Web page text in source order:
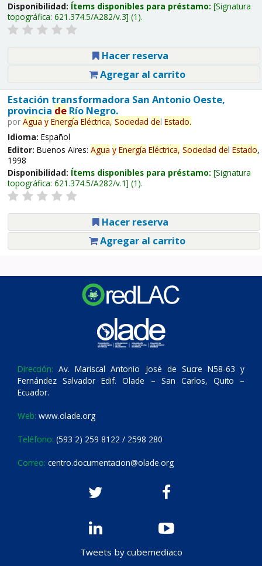
Disponibilidad: Ítems disponibles para préstamo: Signatura
topográfica: 621.374.5/A282/v.3 (1).
Hacer reserva
Agregar al carrito
Estación transformadora San Antonio Oeste,
provincia deRío Negro.
por Agua y Energía Eléctrica, Sociedad del Estado.
Idioma: Español
Editor: Buenos Aires: Agua y Energía Eléctrica, Sociedad del Estado,
1998
Disponibilidad: Ítems disponibles para préstamo: Signatura
topográfica: 621.374.5/A282/v.1 (1).
Hacer reserva
Agregar al carrito
Dirección: Av. Mariscal Antonio José de Sucre N58-63 y
Fernández Salvador Edif. Olade – San Carlos, Quito –
Ecuador.
Web: www.olade.org
Teléfono: (593 2) 259 8122 / 2598 280
Correo: centro.documentacion@olade.org
Tweets by cubemediaco